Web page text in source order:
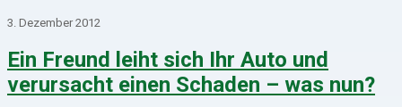
3. Dezember 2012
Ein Freund leiht sich Ihr Auto und
verursacht einen Schaden – was nun?